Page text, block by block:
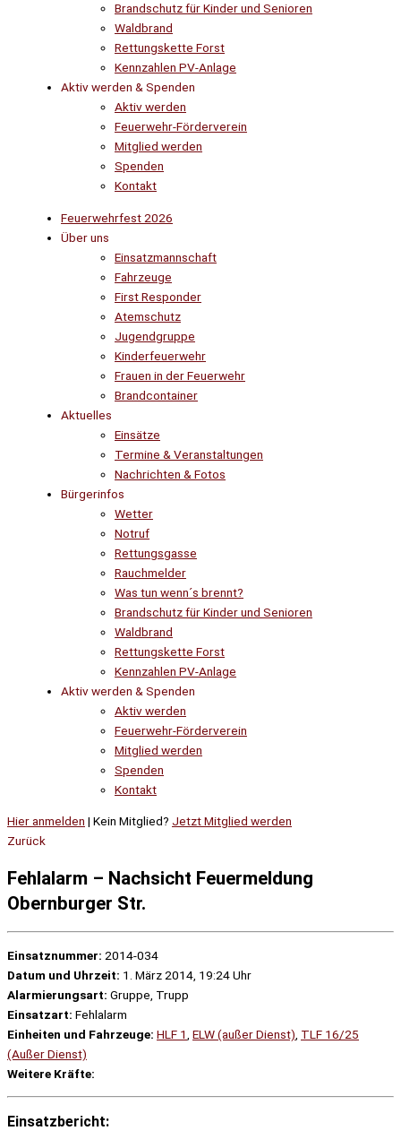
Brandschutz für Kinder und Senioren
Waldbrand
Rettungskette Forst
Kennzahlen PV-Anlage
Aktiv werden & Spenden
Aktiv werden
Feuerwehr-Förderverein
Mitglied werden
Spenden
Kontakt
Feuerwehrfest 2026
Über uns
Einsatzmannschaft
Fahrzeuge
First Responder
Atemschutz
Jugendgruppe
Kinderfeuerwehr
Frauen in der Feuerwehr
Brandcontainer
Aktuelles
Einsätze
Termine & Veranstaltungen
Nachrichten & Fotos
Bürgerinfos
Wetter
Notruf
Rettungsgasse
Rauchmelder
Was tun wenn´s brennt?
Brandschutz für Kinder und Senioren
Waldbrand
Rettungskette Forst
Kennzahlen PV-Anlage
Aktiv werden & Spenden
Aktiv werden
Feuerwehr-Förderverein
Mitglied werden
Spenden
Kontakt
Hier anmelden | Kein Mitglied? Jetzt Mitglied werden
Zurück
Fehlalarm – Nachsicht Feuermeldung
Obernburger Str.
Einsatznummer: 2014-034
Datum und Uhrzeit: 1. März 2014, 19:24 Uhr
Alarmierungsart: Gruppe, Trupp
Einsatzart: Fehlalarm
Einheiten und Fahrzeuge: HLF 1 ELW (außer Dienst) TLF 16/25
(Außer Dienst)
Weitere Kräfte:
Einsatzbericht: